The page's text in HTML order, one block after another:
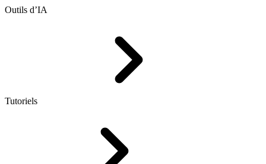
Outils d’IA
Tutoriels